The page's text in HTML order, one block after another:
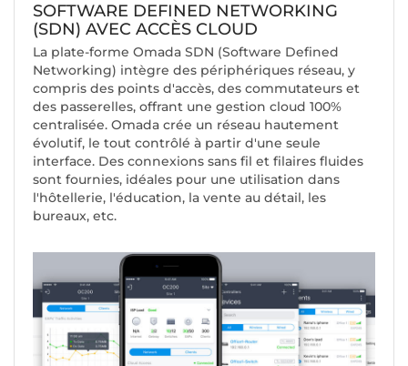
SOFTWARE DEFINED NETWORKING
(SDN) AVEC ACCÈS CLOUD
La plate-forme Omada SDN (Software Defined
Networking) intègre des périphériques réseau, y
compris des points d'accès, des commutateurs et
des passerelles, offrant une gestion cloud 100%
centralisée. Omada crée un réseau hautement
évolutif, le tout contrôlé à partir d'une seule
interface. Des connexions sans fil et filaires fluides
sont fournies, idéales pour une utilisation dans
l'hôtellerie, l'éducation, la vente au détail, les
bureaux, etc.